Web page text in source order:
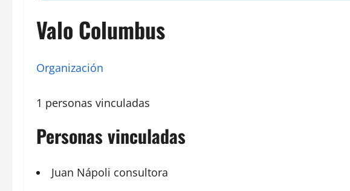
Valo Columbus
Organización
1 personas vinculadas
Personas vinculadas
Juan Nápoli consultora